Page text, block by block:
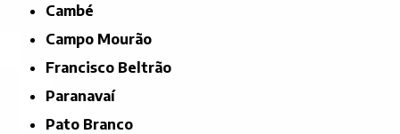
Cambé
Campo Mourão
Francisco Beltrão
Paranavaí
Pato Branco